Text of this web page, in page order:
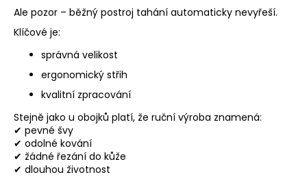
Ale pozor – běžný postroj tahání automaticky nevyřeší.
Klíčové je:
správná velikost
ergonomický střih
kvalitní zpracování
Stejně jako u obojků platí, že ruční výroba znamená:
✔ pevné švy
✔ odolné kování
✔ žádné řezání do kůže
✔ dlouhou životnost